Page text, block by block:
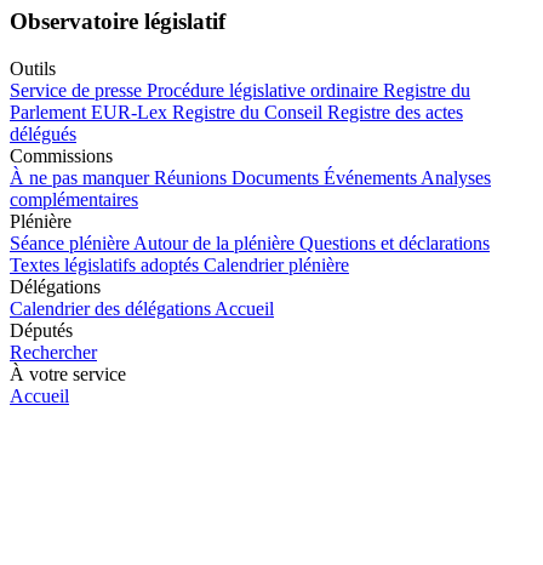
Observatoire législatif
Outils
Service de presse Procédure législative ordinaire Registre du
Parlement EUR-Lex Registre du Conseil Registre des actes
délégués
Commissions
À ne pas manquer Réunions Documents Événements Analyses
complémentaires
Plénière
Séance plénière Autour de la plénière Questions et déclarations
Textes législatifs adoptés Calendrier plénière
Délégations
Calendrier des délégations Accueil
Députés
Rechercher
À votre service
Accueil